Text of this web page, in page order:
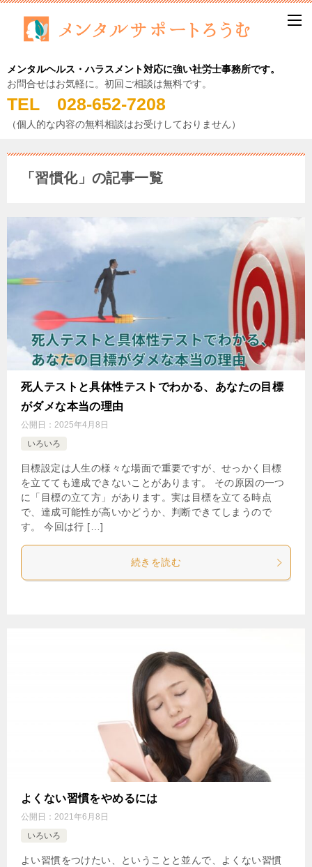
メンタルヘルス・ハラスメント対応に強い社労士事務所です。
お問合せはお気軽に。初回ご相談は無料です。
TEL 028-652-7208
（個人的な内容の無料相談はお受けしておりません）
「習慣化」の記事一覧
死人テストと具体性テストでわかる、あなたの目標
がダメな本当の理由
公開日： 2025年4月8日
いろいろ
目標設定は人生の様々な場面で重要ですが、せっかく目標
を立てても達成できないことがあります。 その原因の一つ
に「目標の立て方」があります。実は目標を立てる時点
で、達成可能性が高いかどうか、判断できてしまうので
す。 今回は行 […]
続きを読む
よくない習慣をやめるには
公開日： 2021年6月8日
いろいろ
よい習慣をつけたい、ということと並んで、よくない習慣